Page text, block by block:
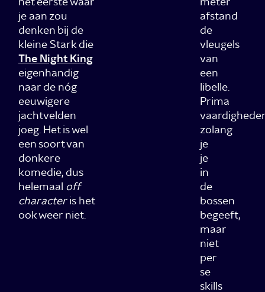
je aan zou
denken bij de
kleine Stark die
The Night King
eigenhandig
naar de nóg
eeuwigere
jachtvelden
joeg. Het is wel
een soort van
donkere
komedie, dus
helemaal off
characteris het
ook weer niet.
afstand
de
vleugels
van
een
libelle.
Prima
zolang
je
je
in
de
bossen
begeeft,
maar
niet
per
se
skills